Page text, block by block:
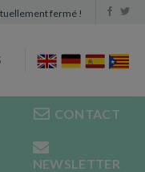
fermé !
CONTACT
NEWSLETTER